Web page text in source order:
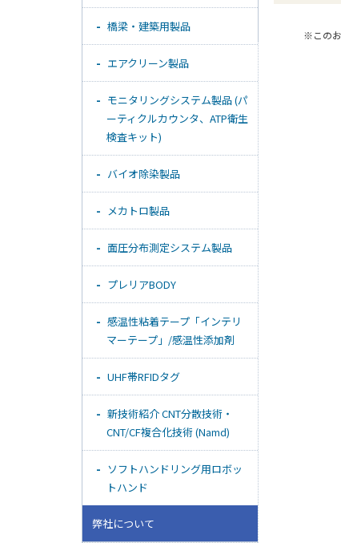
橋梁・建築用製品
エアクリーン製品
モニタリングシステム製品 (パ
ーティクルカウンタ、ATP衛生
検査キット)
バイオ除染製品
メカトロ製品
面圧分布測定システム製品
プレリアBODY
感温性粘着テープ「インテリ
マーテープ」/感温性添加剤
UHF帯RFIDタグ
新技術紹介 CNT分散技術・
CNT/CF複合化技術 (Namd)
ソフトハンドリング用ロボッ
トハンド
弊社について
※このお